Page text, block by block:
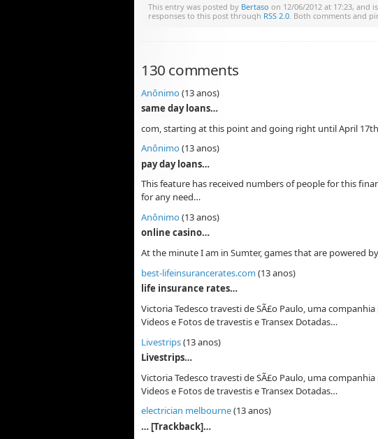
This entry was posted by Bertaso on 12/06/2012 at 17:23, and
responses to this post through RSS 2.0 . Both comments and
130 comments
Anônimo(13 anos)
same day loans…
com, starting at this point and going right until April
Anônimo(13 anos)
pay day loans…
This feature has received numbers of people for this
for any need…
Anônimo(13 anos)
online casino…
At the minute I am in Sumter, games that are powered
best-lifeinsurancerates.com (13 anos)
life insurance rates…
Victoria Tedesco travesti de SÃ£o Paulo, uma
Videos e Fotos de travestis e Transex Dotadas…
Livestrips(13 anos)
Livestrips…
Victoria Tedesco travesti de SÃ£o Paulo, uma
Videos e Fotos de travestis e Transex Dotadas…
electrician melbourne(13 anos)
… [Trackback]…